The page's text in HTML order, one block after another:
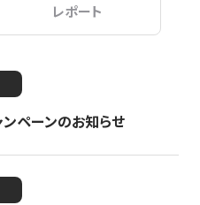
レポート
ペーンのお知らせ